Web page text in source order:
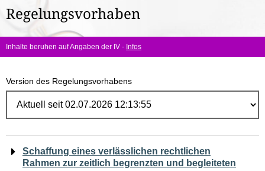
hier:
Regelungsvorhaben
Inhalte beruhen auf Angaben der IV - Infos
Version des Regelungsvorhabens
Navigation
Schaffung eines verlässlichen rechtlichen
Rahmen zur zeitlich begrenzten und begleiteten